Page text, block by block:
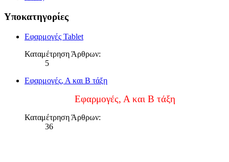
Υποκατηγορίες
Εφαρμογές Tablet
Καταμέτρηση Άρθρων:
5
Εφαρμογές, Α και Β τάξη
Εφαρμογές, Α και Β τάξη
Καταμέτρηση Άρθρων:
36